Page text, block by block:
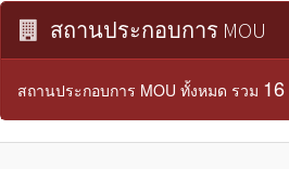
สถานประกอบการ MOU
สถานประกอบการ MOU ทั้งหมด รวม 16